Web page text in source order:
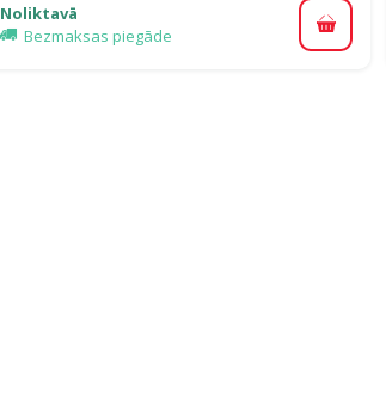
Noliktavā
Bezmaksas piegāde